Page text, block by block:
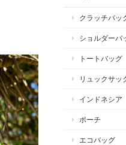
クラッチバッ
ショルダーバ
トートバッグ
リュックサッ
インドネシア
ポーチ
エコバッグ